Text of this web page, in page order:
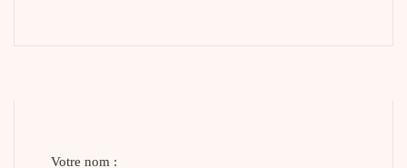
Votre nom :